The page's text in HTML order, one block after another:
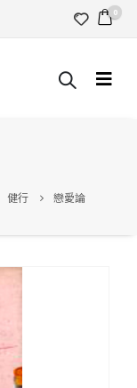
0
健行 戀愛論